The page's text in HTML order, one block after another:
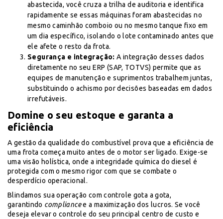
abastecida, você cruza a trilha de auditoria e identifica
rapidamente se essas máquinas foram abastecidas no
mesmo caminhão comboio ou no mesmo tanque fixo em
um dia específico, isolando o lote contaminado antes que
ele afete o resto da frota.
Segurança e integração: A integração desses dados
diretamente no seu ERP (SAP, TOTVS) permite que as
equipes de manutenção e suprimentos trabalhem juntas,
substituindo o achismo por decisões baseadas em dados
irrefutáveis.
Domine o seu estoque e garanta a
eficiência
A gestão da qualidade do combustível prova que a eficiência de
uma frota começa muito antes de o motor ser ligado. Exige-se
uma visão holística, onde a integridade química do diesel é
protegida com o mesmo rigor com que se combate o
desperdício operacional.
Blindamos sua operação com controle gota a gota,
garantindo compliancee a maximização dos lucros. Se você
deseja elevar o controle do seu principal centro de custo e